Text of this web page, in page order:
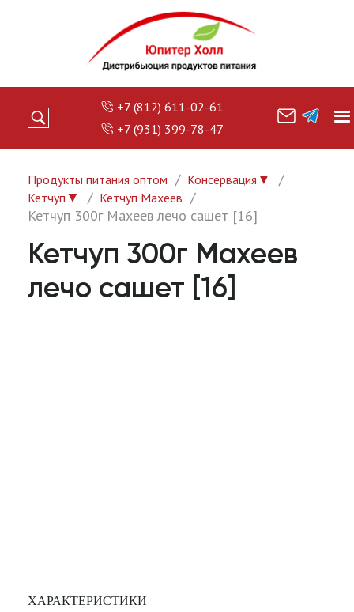
+7 (812) 611-02-61
+7 (931) 399-78-47
Продукты питания оптом Консервация ▼
Кетчуп ▼ Кетчуп Махеев
Кетчуп 300г Махеев лечо сашет [16]
Кетчуп 300г Махеев
лечо сашет [16]
ХАРАКТЕРИСТИКИ